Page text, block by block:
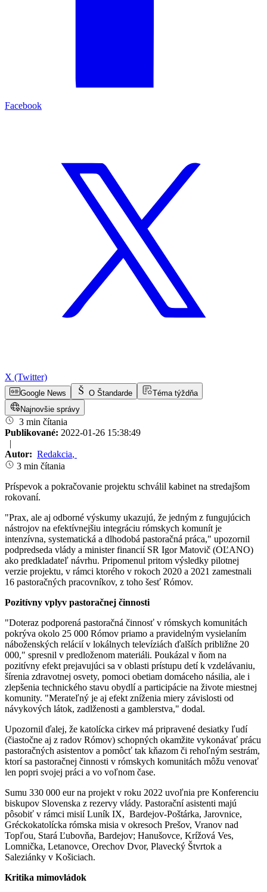
Facebook
X (Twitter)
Google News O Štandarde
Téma týždňa
Najnovšie správy
3 min čítania
Publikované: 2022-01-26 15:38:49
|
Autor: Redakcia,
3 min čítania
Príspevok a pokračovanie projektu schválil kabinet na stredajšom
rokovaní.
"Prax, ale aj odborné výskumy ukazujú, že jedným z fungujúcich
nástrojov na efektívnejšiu integráciu rómskych komunít je
intenzívna, systematická a dlhodobá pastoračná práca," upozornil
podpredseda vlády a minister financií SR Igor Matovič (OĽANO)
ako predkladateľ návrhu. Pripomenul pritom výsledky pilotnej
verzie projektu, v rámci ktorého v rokoch 2020 a 2021 zamestnali
16 pastoračných pracovníkov, z toho šesť Rómov.
Pozitívny vplyv pastoračnej činnosti
"Doteraz podporená pastoračná činnosť v rómskych komunitách
pokrýva okolo 25 000 Rómov priamo a pravidelným vysielaním
náboženských relácií v lokálnych televíziách ďalších približne 20
000," spresnil v predloženom materiáli. Poukázal v ňom na
pozitívny efekt prejavujúci sa v oblasti prístupu detí k vzdelávaniu,
šírenia zdravotnej osvety, pomoci obetiam domáceho násilia, ale i
zlepšenia technického stavu obydlí a participácie na živote miestnej
komunity. "Merateľný je aj efekt zníženia miery závislosti od
návykových látok, zadlženosti a gamblerstva," dodal.
Upozornil ďalej, že katolícka cirkev má pripravené desiatky ľudí
(čiastočne aj z radov Rómov) schopných okamžite vykonávať prácu
pastoračných asistentov a pomôcť tak kňazom či rehoľným sestrám,
ktorí sa pastoračnej činnosti v rómskych komunitách môžu venovať
len popri svojej práci a vo voľnom čase.
Sumu 330 000 eur na projekt v roku 2022 uvoľnia pre Konferenciu
biskupov Slovenska z rezervy vlády. Pastorační asistenti majú
pôsobiť v rámci misií Luník IX, Bardejov-Poštárka, Jarovnice,
Gréckokatolícka rómska misia v okresoch Prešov, Vranov nad
Topľou, Stará Ľubovňa, Bardejov; Hanušovce, Krížová Ves,
Lomnička, Letanovce, Orechov Dvor, Plavecký Štvrtok a
Saleziánky v Košiciach.
Kritika mimovládok